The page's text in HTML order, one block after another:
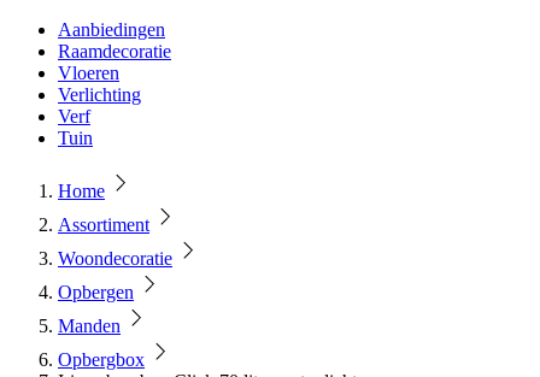
Aanbiedingen
Raamdecoratie
Vloeren
Verlichting
Verf
Tuin
Home
Assortiment
Woondecoratie
Opbergen
Manden
Opbergbox